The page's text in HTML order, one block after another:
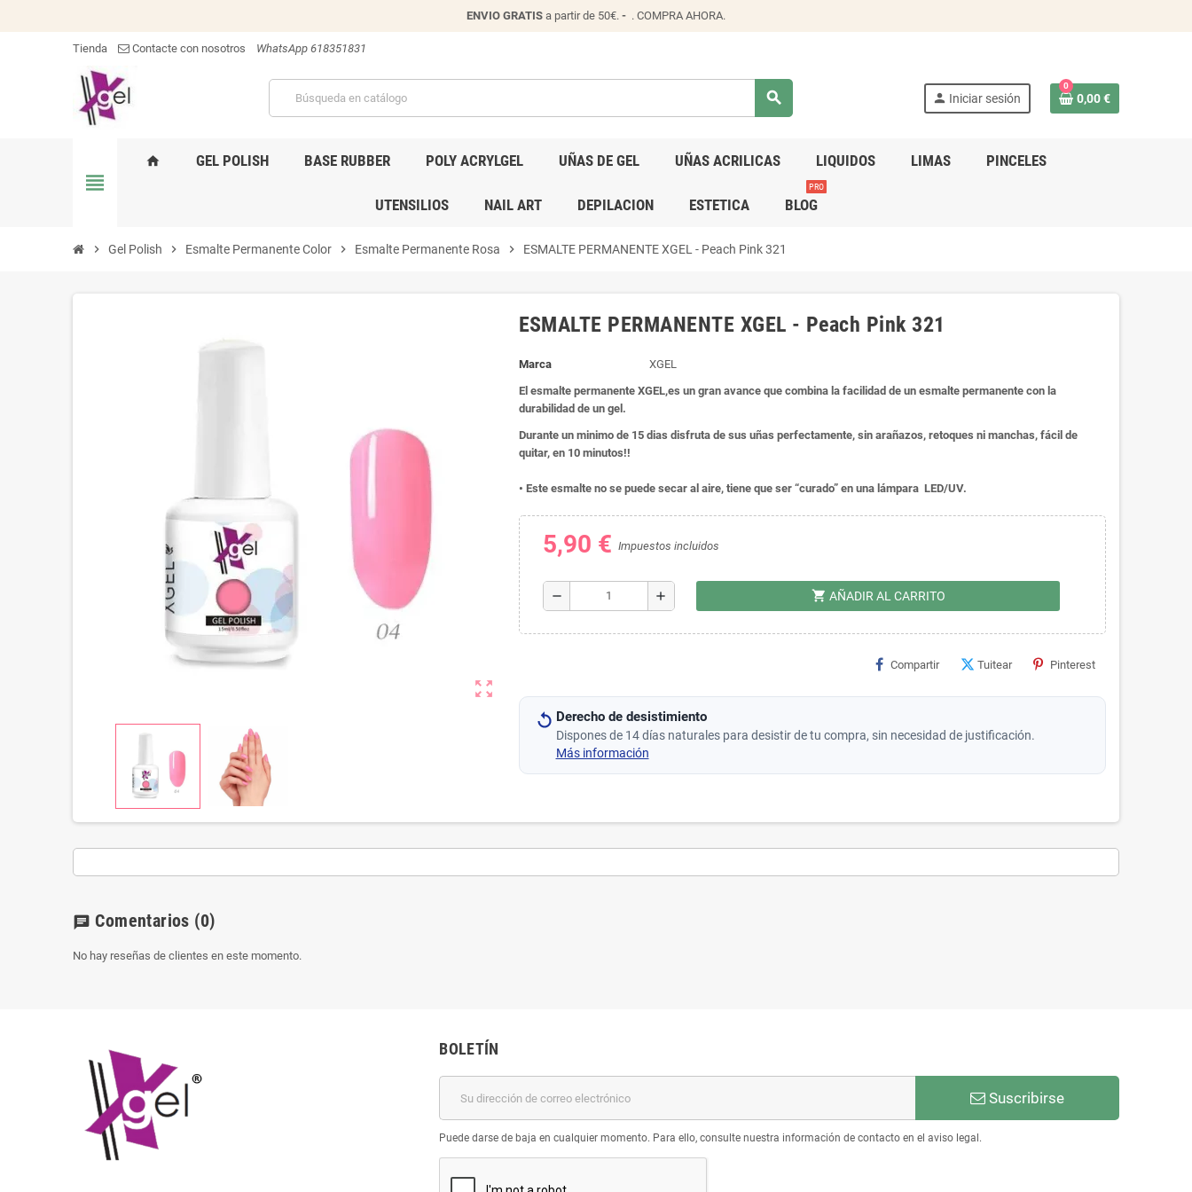
ENVIO GRATIS a partir de 50€. - . COMPRA AHORA.
Tienda Contacte con nosotros WhatsApp 618351831
search person Iniciar sesión
0
0,00 €
view_headline
home GEL POLISH BASE RUBBER POLY ACRYLGEL UÑAS DE GEL UÑAS ACRILICAS LIQUIDOS LIMAS PINCELES
UTENSILIOS NAIL ART DEPILACION ESTETICA BLOG
PRO
chevron_right Gel Polish chevron_right Esmalte Permanente Color chevron_right Esmalte Permanente Rosa chevron_right ESMALTE PERMANENTE XGEL - Peach Pink 321
zoom_out_map
ESMALTE PERMANENTE XGEL - Peach Pink 321
Marca
XGEL
El esmalte permanente XGEL,es un gran avance que combina la facilidad de un esmalte permanente con la
durabilidad de un gel.
Durante un minimo de 15 dias disfruta de sus uñas perfectamente, sin arañazos, retoques ni manchas, fácil de
quitar, en 10 minutos!!
• Este esmalte no se puede secar al aire, tiene que ser “curado” en una lámpara LED/UV.
5,90 € Impuestos incluidos
remove add shopping_cart AÑADIR AL CARRITO
Compartir Tuitear Pinterest
Derecho de desistimiento
Dispones de 14 días naturales para desistir de tu compra, sin necesidad de justificación.
Más información
chat Comentarios (0)
No hay reseñas de clientes en este momento.
BOLETÍN
Suscribirse
Puede darse de baja en cualquier momento. Para ello, consulte nuestra información de contacto en el aviso legal.